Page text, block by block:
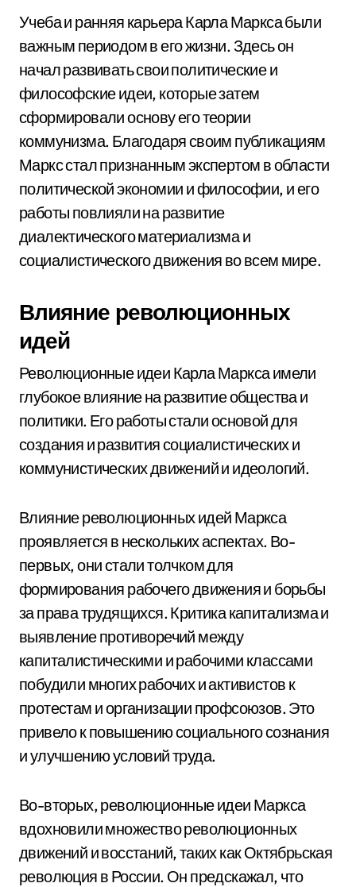
Учеба и ранняя карьера Карла Маркса были
важным периодом в его жизни. Здесь он
начал развивать свои политические и
философские идеи, которые затем
сформировали основу его теории
коммунизма. Благодаря своим публикациям
Маркс стал признанным экспертом в области
политической экономии и философии, и его
работы повлияли на развитие
диалектического материализма и
социалистического движения во всем мире.
Влияние революционных
идей
Революционные идеи Карла Маркса имели
глубокое влияние на развитие общества и
политики. Его работы стали основой для
создания и развития социалистических и
коммунистических движений и идеологий.
Влияние революционных идей Маркса
проявляется в нескольких аспектах. Во-
первых, они стали толчком для
формирования рабочего движения и борьбы
за права трудящихся. Критика капитализма и
выявление противоречий между
капиталистическими и рабочими классами
побудили многих рабочих и активистов к
протестам и организации профсоюзов. Это
привело к повышению социального сознания
и улучшению условий труда.
Во-вторых, революционные идеи Маркса
вдохновили множество революционных
движений и восстаний, таких как Октябрьская
революция в России. Он предскажал, что